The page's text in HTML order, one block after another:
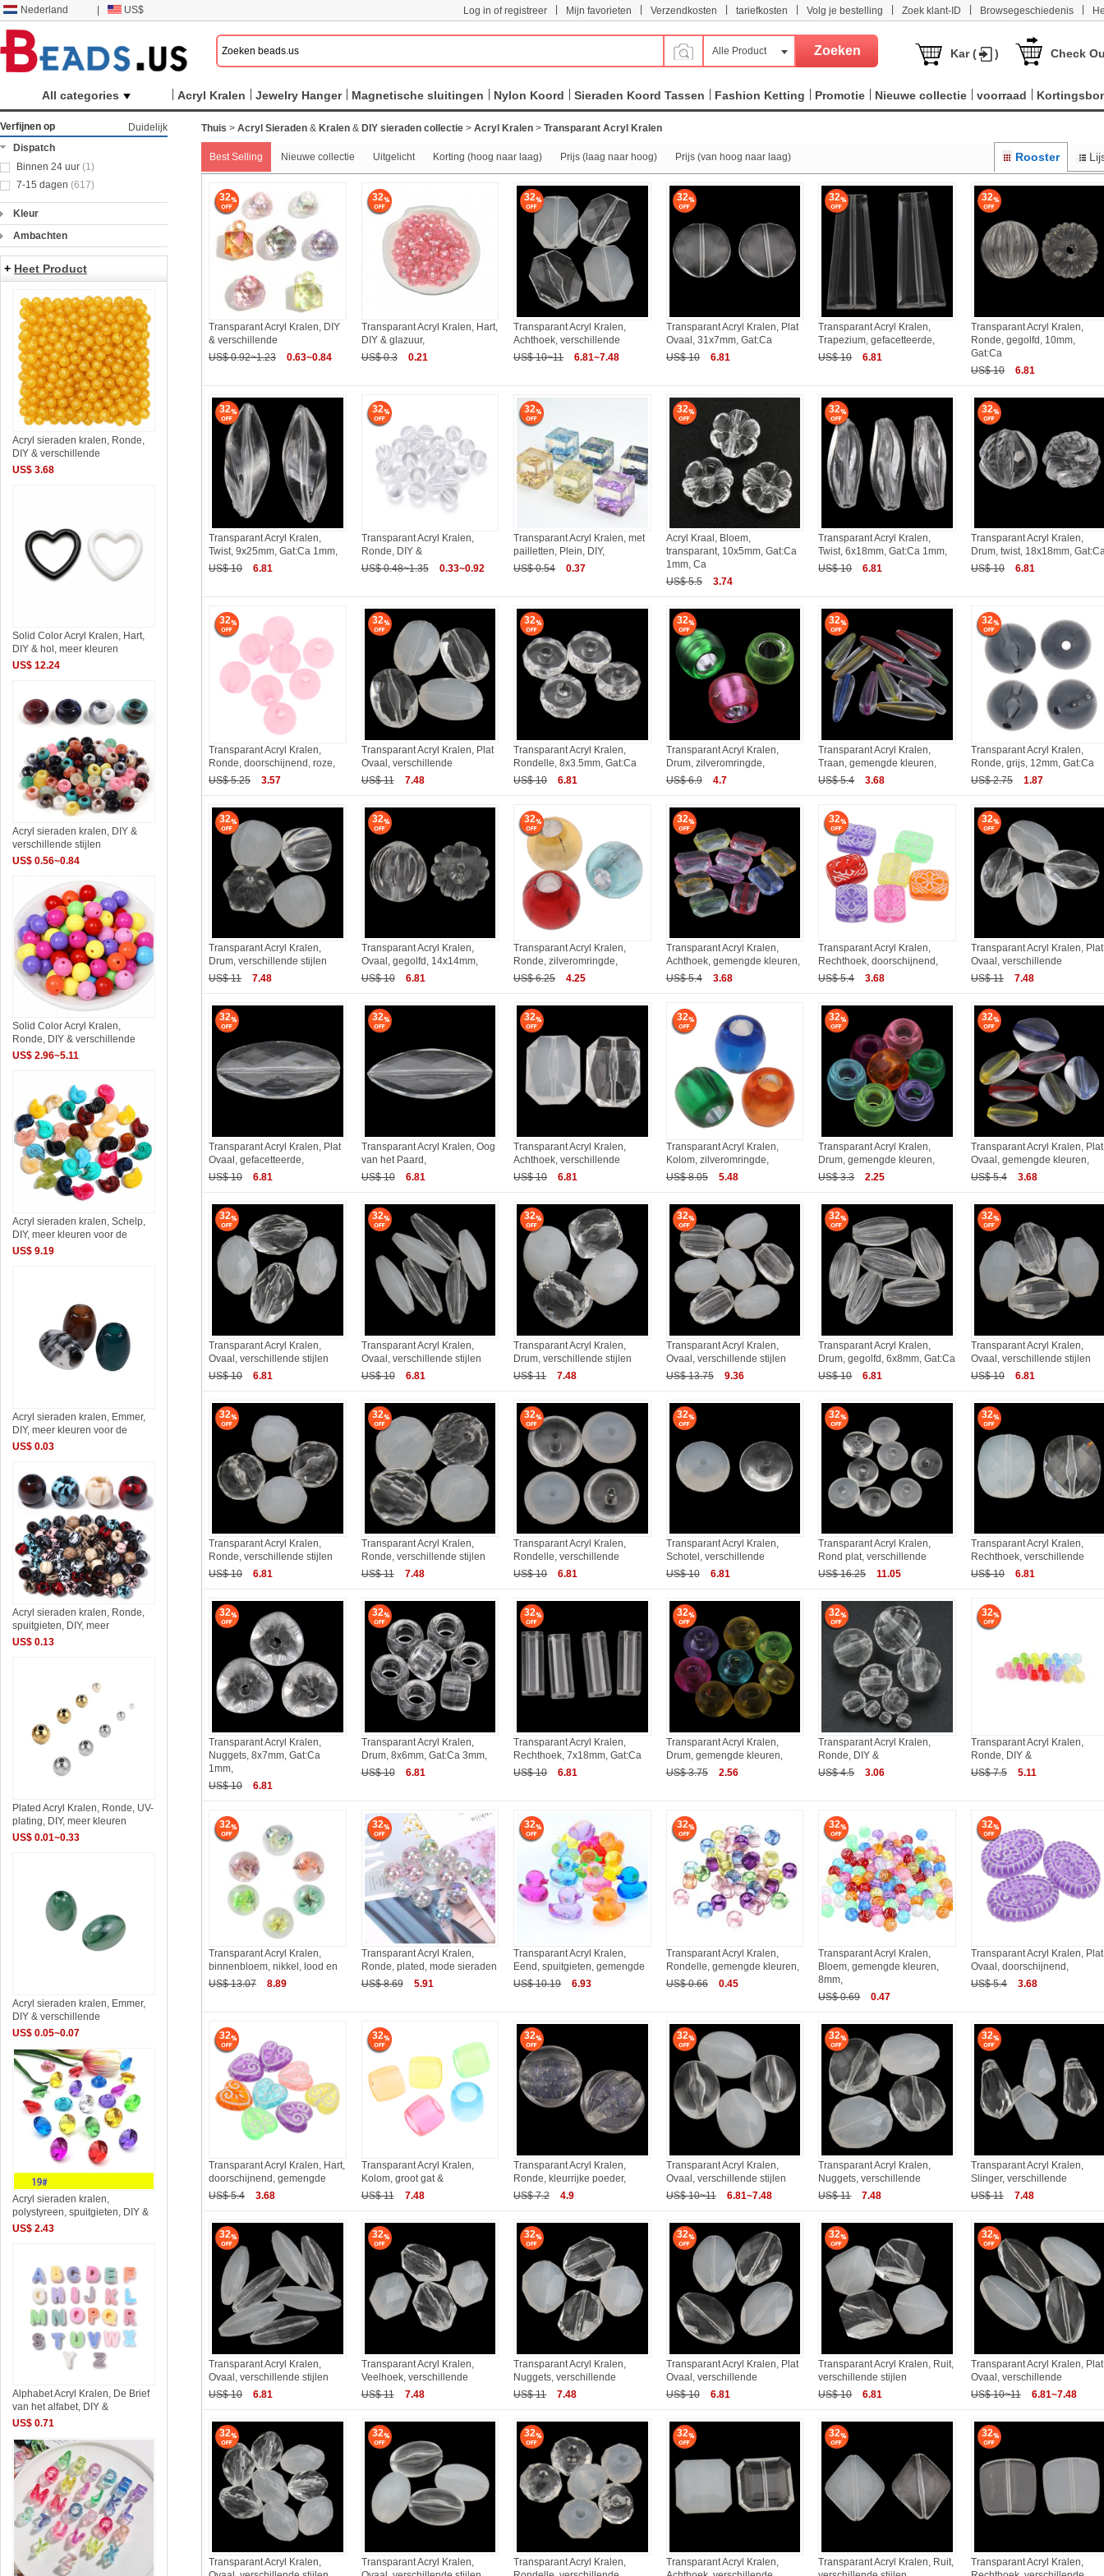
Nederland US$ Log in of registreer Mijn favorieten Verzendkosten tariefkosten Volg je bestelling Zoek klant-ID Browsegeschiedenis
Alle Product Kar ( ) Check
All categories Acryl Kralen Jewelry Hanger Magnetische sluitingen Nylon Koord Sieraden Koord Tassen Fashion Ketting Promotie Nieuwe collectie voorraad
Thuis > Acryl Sieraden& Kralen& DIY sieraden collectie> Acryl Kralen> Transparant Acryl Kralen
Best Selling Nieuwe collectie Uitgelicht Korting (hoog naar laag) Prijs (laag naar hoog) Prijs (van hoog naar laag) Rooster
32
Transparant Acryl Kralen, DIY
& verschillende
US$ 0.92~1.23
0.63~0.84
32
Transparant Acryl Kralen, Hart,
DIY & glazuur,
US$ 0.3
0.21
32
Transparant Acryl Kralen,
Achthoek, verschillende
US$ 10~11
6.81~7.48
32
Transparant Acryl Kralen, Plat
Ovaal, 31x7mm, Gat:Ca
US$ 10
6.81
32
Transparant Acryl Kralen,
Trapezium, gefacetteerde,
US$ 10
6.81
32
Transparant Acryl Kralen,
Ronde, gegolfd, 10mm,
Gat:Ca
US$ 10
6.81
32
Transparant Acryl Kralen,
Twist, 9x25mm, Gat:Ca 1mm,
US$ 10
6.81
32
Transparant Acryl Kralen,
Ronde, DIY &
US$ 0.48~1.35
0.33~0.92
32
Transparant Acryl Kralen, met
pailletten, Plein, DIY,
US$ 0.54
0.37
32
Acryl Kraal, Bloem,
transparant, 10x5mm, Gat:Ca
1mm, Ca
US$ 5.5
3.74
32
Transparant Acryl Kralen,
Twist, 6x18mm, Gat:Ca 1mm,
US$ 10
6.81
32
Transparant Acryl Kralen,
Drum, twist, 18x18mm,
US$ 10
6.81
32
Transparant Acryl Kralen,
Ronde, doorschijnend, roze,
US$ 5.25
3.57
32
Transparant Acryl Kralen, Plat
Ovaal, verschillende
US$ 11
7.48
32
Transparant Acryl Kralen,
Rondelle, 8x3.5mm, Gat:Ca
US$ 10
6.81
32
Transparant Acryl Kralen,
Drum, zilveromringde,
US$ 6.9
4.7
32
Transparant Acryl Kralen,
Traan, gemengde kleuren,
US$ 5.4
3.68
32
Transparant Acryl Kralen,
Ronde, grijs, 12mm, Gat:Ca
US$ 2.75
1.87
32
Transparant Acryl Kralen,
Drum, verschillende stijlen
US$ 11
7.48
32
Transparant Acryl Kralen,
Ovaal, gegolfd, 14x14mm,
US$ 10
6.81
32
Transparant Acryl Kralen,
Ronde, zilveromringde,
US$ 6.25
4.25
32
Transparant Acryl Kralen,
Achthoek, gemengde kleuren,
US$ 5.4
3.68
32
Transparant Acryl Kralen,
Rechthoek, doorschijnend,
US$ 5.4
3.68
32
Transparant Acryl Kralen, Plat
Ovaal, verschillende
US$ 11
7.48
32
Transparant Acryl Kralen, Plat
Ovaal, gefacetteerde,
US$ 10
6.81
32
Transparant Acryl Kralen, Oog
van het Paard,
US$ 10
6.81
32
Transparant Acryl Kralen,
Achthoek, verschillende
US$ 10
6.81
32
Transparant Acryl Kralen,
Kolom, zilveromringde,
US$ 8.05
5.48
32
Transparant Acryl Kralen,
Drum, gemengde kleuren,
US$ 3.3
2.25
32
Transparant Acryl Kralen, Plat
Ovaal, gemengde kleuren,
US$ 5.4
3.68
32
Transparant Acryl Kralen,
Ovaal, verschillende stijlen
US$ 10
6.81
32
Transparant Acryl Kralen,
Ovaal, verschillende stijlen
US$ 10
6.81
32
Transparant Acryl Kralen,
Drum, verschillende stijlen
US$ 11
7.48
32
Transparant Acryl Kralen,
Ovaal, verschillende stijlen
US$ 13.75
9.36
32
Transparant Acryl Kralen,
Drum, gegolfd, 6x8mm, Gat:Ca
US$ 10
6.81
32
Transparant Acryl Kralen,
Ovaal, verschillende stijlen
US$ 10
6.81
32
Transparant Acryl Kralen,
Ronde, verschillende stijlen
US$ 10
6.81
32
Transparant Acryl Kralen,
Ronde, verschillende stijlen
US$ 11
7.48
32
Transparant Acryl Kralen,
Rondelle, verschillende
US$ 10
6.81
32
Transparant Acryl Kralen,
Schotel, verschillende
US$ 10
6.81
32
Transparant Acryl Kralen,
Rond plat, verschillende
US$ 16.25
11.05
32
Transparant Acryl Kralen,
Rechthoek, verschillende
US$ 10
6.81
32
Transparant Acryl Kralen,
Nuggets, 8x7mm, Gat:Ca
1mm,
US$ 10
6.81
32
Transparant Acryl Kralen,
Drum, 8x6mm, Gat:Ca 3mm,
US$ 10
6.81
32
Transparant Acryl Kralen,
Rechthoek, 7x18mm, Gat:Ca
US$ 10
6.81
32
Transparant Acryl Kralen,
Drum, gemengde kleuren,
US$ 3.75
2.56
32
Transparant Acryl Kralen,
Ronde, DIY &
US$ 4.5
3.06
32
Transparant Acryl Kralen,
Ronde, DIY &
US$ 7.5
5.11
32
Transparant Acryl Kralen,
binnenbloem, nikkel, lood en
US$ 13.07
8.89
32
Transparant Acryl Kralen,
Ronde, plated, mode sieraden
US$ 8.69
5.91
32
Transparant Acryl Kralen,
Eend, spuitgieten, gemengde
US$ 10.19
6.93
32
Transparant Acryl Kralen,
Rondelle, gemengde kleuren,
US$ 0.66
0.45
32
Transparant Acryl Kralen,
Bloem, gemengde kleuren,
8mm,
US$ 0.69
0.47
32
Transparant Acryl Kralen, Plat
Ovaal, doorschijnend,
US$ 5.4
3.68
32
Transparant Acryl Kralen, Hart,
doorschijnend, gemengde
US$ 5.4
3.68
32
Transparant Acryl Kralen,
Kolom, groot gat &
US$ 11
7.48
32
Transparant Acryl Kralen,
Ronde, kleurrijke poeder,
US$ 7.2
4.9
32
Transparant Acryl Kralen,
Ovaal, verschillende stijlen
US$ 10~11
6.81~7.48
32
Transparant Acryl Kralen,
Nuggets, verschillende
US$ 11
7.48
32
Transparant Acryl Kralen,
Slinger, verschillende
US$ 11
7.48
32
Transparant Acryl Kralen,
Ovaal, verschillende stijlen
US$ 10
6.81
32
Transparant Acryl Kralen,
Veelhoek, verschillende
US$ 11
7.48
32
Transparant Acryl Kralen,
Nuggets, verschillende
US$ 11
7.48
32
Transparant Acryl Kralen, Plat
Ovaal, verschillende
US$ 10
6.81
32
Transparant Acryl Kralen, Ruit,
verschillende stijlen
US$ 10
6.81
32
Transparant Acryl Kralen, Plat
Ovaal, verschillende
US$ 10~11
6.81~7.48
32
Transparant Acryl Kralen,
32
Transparant Acryl Kralen,
32
Transparant Acryl Kralen,
32
Transparant Acryl Kralen,
32
Transparant Acryl Kralen, Ruit,
32
Transparant Acryl Kralen,
Verfijnen op
Duidelijk
Dispatch
Binnen 24 uur (1)
7-15 dagen (617)
Kleur
Ambachten
+ Heet Product
Acryl sieraden kralen, Ronde,
DIY & verschillende
US$ 3.68
Solid Color Acryl Kralen, Hart,
DIY & hol, meer kleuren
US$ 12.24
Acryl sieraden kralen, DIY &
verschillende stijlen
US$ 0.56~0.84
Solid Color Acryl Kralen,
Ronde, DIY & verschillende
US$ 2.96~5.11
Acryl sieraden kralen, Schelp,
DIY, meer kleuren voor de
US$ 9.19
Acryl sieraden kralen, Emmer,
DIY, meer kleuren voor de
US$ 0.03
Acryl sieraden kralen, Ronde,
spuitgieten, DIY, meer
US$ 0.13
Plated Acryl Kralen, Ronde, UV-
plating, DIY, meer kleuren
US$ 0.01~0.33
Acryl sieraden kralen, Emmer,
DIY & verschillende
US$ 0.05~0.07
Acryl sieraden kralen,
polystyreen, spuitgieten, DIY &
US$ 2.43
Alphabet Acryl Kralen, De Brief
van het alfabet, DIY &
US$ 0.71